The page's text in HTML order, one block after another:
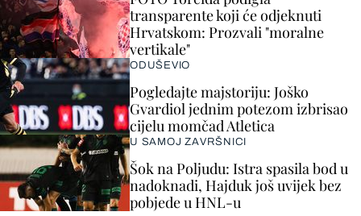
transparente koji će odjeknuti
Hrvatskom: Prozvali "moralne
vertikale"
ODUŠEVIO
Pogledajte majstoriju: Joško
Gvardiol jednim potezom izbrisao
cijelu momčad Atletica
U SAMOJ ZAVRŠNICI
Šok na Poljudu: Istra spasila bod u
nadoknadi, Hajduk još uvijek bez
pobjede u HNL-u